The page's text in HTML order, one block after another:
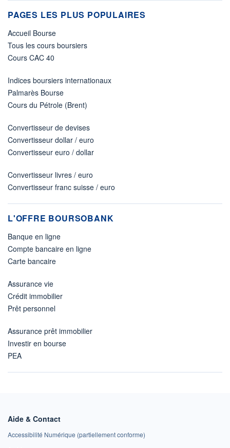
PAGES LES PLUS POPULAIRES
Accueil Bourse
Tous les cours boursiers
Cours CAC 40
Indices boursiers internationaux
Palmarès Bourse
Cours du Pétrole (Brent)
Convertisseur de devises
Convertisseur dollar / euro
Convertisseur euro / dollar
Convertisseur livres / euro
Convertisseur franc suisse / euro
L'OFFRE BOURSOBANK
Banque en ligne
Compte bancaire en ligne
Carte bancaire
Assurance vie
Crédit immobilier
Prêt personnel
Assurance prêt immobilier
Investir en bourse
PEA
Aide & Contact
Accessibilité Numérique (partiellement conforme)